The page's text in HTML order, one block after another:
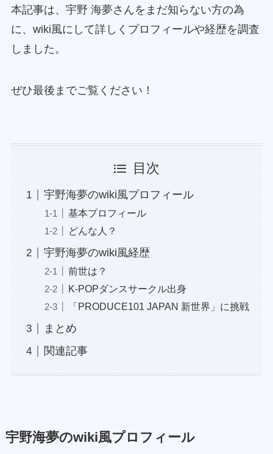
本記事は、宇野 海夢さんをまだ知らない方の為
に、wiki風にして詳しくプロフィールや経歴を調査
しました。
ぜひ最後までご覧ください！
目次
宇野海夢のwiki風プロフィール
基本プロフィール
どんな人？
宇野海夢のwiki風経歴
前世は？
K-POPダンスサークル出身
「PRODUCE101 JAPAN 新世界」に挑戦
まとめ
関連記事
宇野海夢のwiki風プロフィール